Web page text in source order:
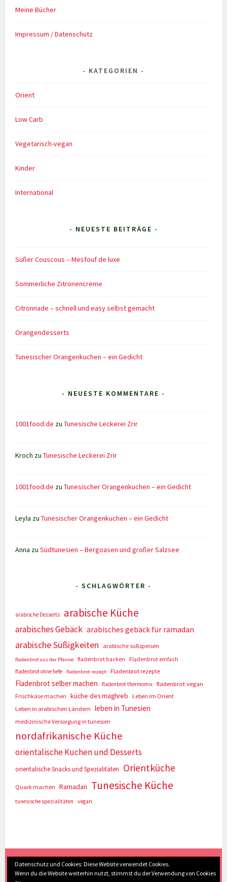
Meine Bücher
Impressum / Datenschutz
KATEGORIEN
Orient
Low Carb
Vegetarisch-vegan
Kinder
International
- NEUESTE BEITRÄGE -
Süßer Couscous – Mesfouf de luxe
Sommerliche Zitronencreme
Citronnade – schnell und easy selbst gemacht
Orangendesserts
Tunesischer Orangenkuchen – ein Gedicht
- NEUESTE KOMMENTARE -
1001food.de zuTunesische Leckerei Zrir
Kroch zuTunesische Leckerei Zrir
1001food.de zuTunesischer Orangenkuchen – ein Gedicht
Leyla zuTunesischer Orangenkuchen – ein Gedicht
Anna zuSüdtunesien – Bergoasen und großer Salzsee
- SCHLAGWÖRTER -
arabische Desserts arabische Küche
arabisches Gebäck arabisches gebäck für ramadan
arabische Süßigkeiten arabische süßspeisen
fladenbrot aus der Pfanne fladenbrot backen
Fladenbrot einfach
fladenbrot ohne hefe
fladenbrot rezept Fladenbrot rezepte
Fladenbrot selber machen fladenbrot thermomix fladenbrot vegan
Frischkäse machen
küche des maghreb
Leben im Orient
Leben in arabischen Ländern
leben in Tunesien
medizinische Versorgung in tunesien
nordafrikanische Küche
orientalische Kuchen und Desserts
orientalische Snacks und Spezialitäten Orientküche
Quark machen Ramadan Tunesische Küche
tunesische spezialitäten vegan
(c) Eva Seyberth|Home|Impressum/Datenschutz
Inhaltsverzeichnis|Kontakt|Nach Oben
Datenschutz und Cookies: Diese Website verwendet Cookies.
Wenn du die Website weiterhin nutzt, stimmst du der Verwendung von Cookies